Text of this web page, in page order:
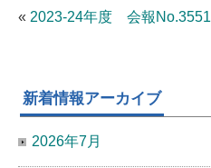
« 2023-24年度 会報No.3551
新着情報アーカイブ
2026年7月